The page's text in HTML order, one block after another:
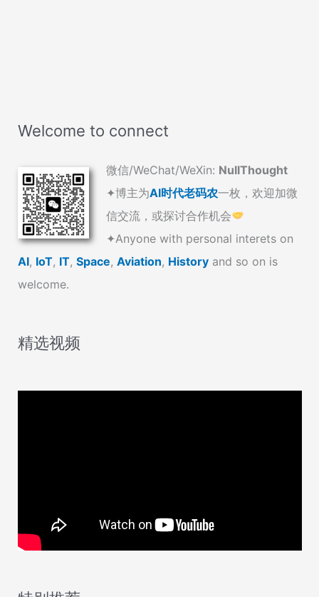
Welcome to connect
微信/WeChat/WeXin: NullThought
✦博主为AI时代老码农一枚，欢迎加微
信交流，或探讨合作机会
✦Anyone with personal interets on
AI, IoT, IT, Space, Aviation, History and so on is
welcome.
精选视频